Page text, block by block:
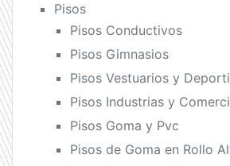
Pisos
Pisos Conductivos
Pisos Gimnasios
Pisos Vestuarios y
Pisos Industrias y
Pisos Goma y Pvc
Pisos de Goma en Rollo